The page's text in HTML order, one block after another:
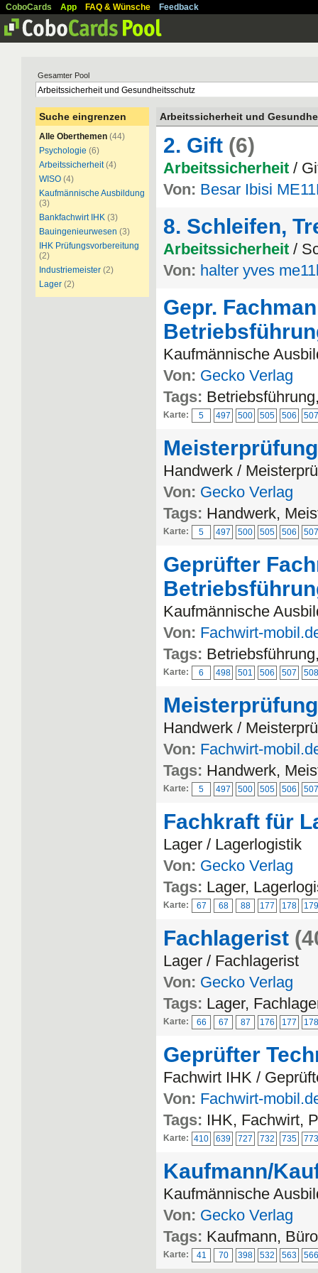
CoboCards App FAQ & Wünsche Feedback
Gesamter Pool
Suche eingrenzen
Alle Oberthemen (44)
Psychologie (6)
Arbeitssicherheit (4)
WISO (4)
Kaufmännische Ausbildung
(3)
Bankfachwirt IHK (3)
Bauingenieurwesen (3)
IHK Prüfungsvorbereitung
(2)
Industriemeister (2)
Lager (2)
Arbeitssicherheit und
2. Gift (6)
Arbeitssicherheit /
Von: Besar Ibisi
8. Schleifen,
Arbeitssicherheit /
Von: halter yves
Gepr.
Kaufmännische
Von: Gecko Verlag
Tags:
Karte: 5 497 500 505 506 507
Handwerk /
Von: Gecko Verlag
Tags: Handwerk,
Karte: 5 497 500 505 506 507
Geprüfter
Kaufmännische
Von: Fachwirt-
Tags:
Karte: 6 498 501 506 507 508
Handwerk /
Von: Fachwirt-
Tags: Handwerk,
Karte: 5 497 500 505 506 507
Fachkraft für
Lager / Lagerlogistik
Von: Gecko Verlag
Tags: Lager,
Karte: 67 68 88 177 178 179
Fachlagerist
Lager / Fachlagerist
Von: Gecko Verlag
Tags: Lager,
Karte: 66 67 87 176 177 178
Geprüfter
Fachwirt IHK /
Von: Fachwirt-
Tags: IHK, Fachwirt,
Karte: 410 639 727 732 735 773
Kaufmann/
Kaufmännische
Von: Gecko Verlag
Tags: Kaufmann,
Karte: 41 70 398 532 563 566